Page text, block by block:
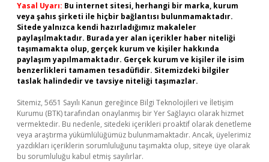
Yasal Uyarı: Bu internet sitesi, herhangi bir marka, kurum
veya şahıs şirketi ile hiçbir bağlantısı bulunmamaktadır.
Sitede yalnızca kendi hazırladığımız makaleler
paylaşılmaktadır. Burada yer alan içerikler haber niteliği
taşımamakta olup, gerçek kurum ve kişiler hakkında
paylaşım yapılmamaktadır. Gerçek kurum ve kişiler ile isim
benzerlikleri tamamen tesadüfidir. Sitemizdeki bilgiler
taslak halindedir ve tavsiye niteliği taşımazlar.
Sitemiz, 5651 Sayılı Kanun gereğince Bilgi Teknolojileri ve İletişim
Kurumu (BTK) tarafından onaylanmış bir Yer Sağlayıcı olarak hizmet
vermektedir. Bu nedenle, sitedeki içerikleri proaktif olarak denetleme
veya araştırma yükümlülüğümüz bulunmamaktadır. Ancak, üyelerimiz
yazdıkları içeriklerin sorumluluğunu taşımakta olup, siteye üye olarak
bu sorumluluğu kabul etmiş sayılırlar.